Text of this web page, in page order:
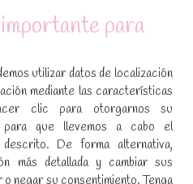
SOCIALES
para
utilizar datos de localización
mediante las características
clic para otorgarnos su
para que llevemos a cabo el
descrito. De forma alternativa,
más detallada y cambiar sus
negar su consentimiento. Tenga